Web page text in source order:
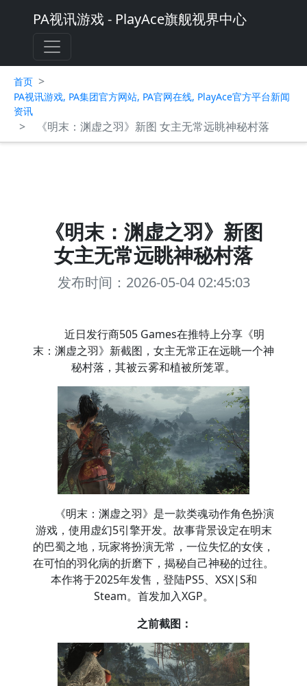
PA视讯游戏 - PlayAce旗舰视界中心
首页 >
PA视讯游戏, PA集团官方网站, PA官网在线, PlayAce官方平台新闻
资讯
> 《明末：渊虚之羽》新图 女主无常远眺神秘村落
《明末：渊虚之羽》新图
女主无常远眺神秘村落
发布时间：2026-05-04 02:45:03
近日发行商505 Games在推特上分享《明
末：渊虚之羽》新截图，女主无常正在远眺一个神
秘村落，其被云雾和植被所笼罩。
《明末：渊虚之羽》是一款类魂动作角色扮演
游戏，使用虚幻5引擎开发。故事背景设定在明末
的巴蜀之地，玩家将扮演无常，一位失忆的女侠，
在可怕的羽化病的折磨下，揭秘自己神秘的过往。
本作将于2025年发售，登陆PS5、XSX|S和
Steam。首发加入XGP。
之前截图：